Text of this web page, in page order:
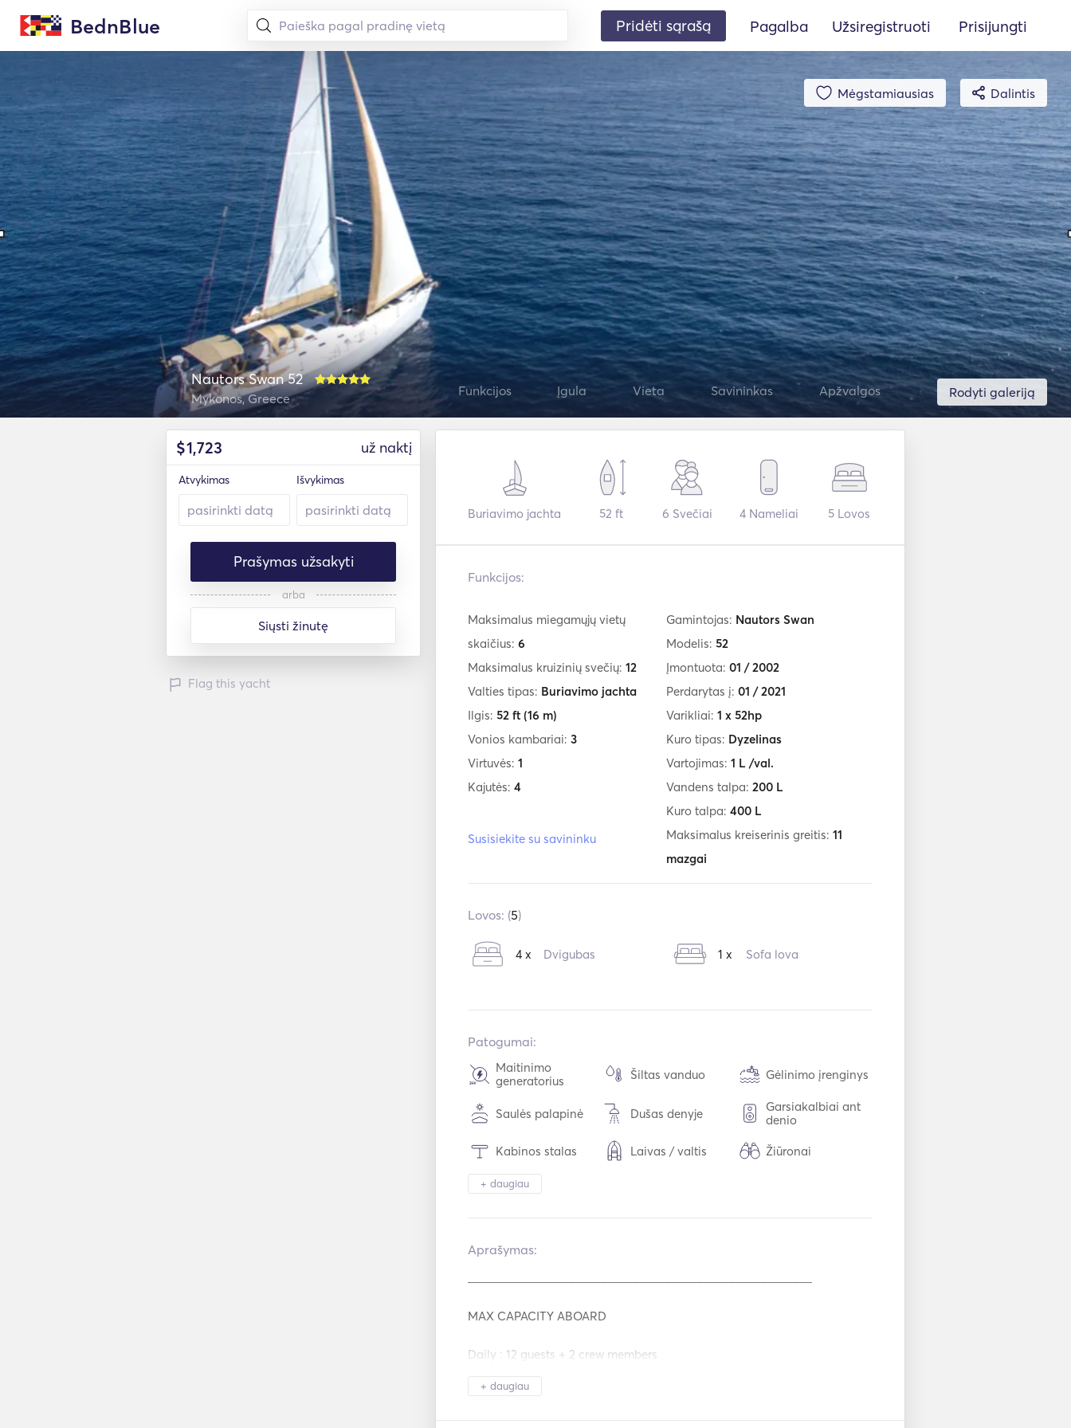
BednBlue Pridėti sąrašą Pagalba Užsiregistruoti Prisijungti
Mėgstamiausias Dalintis
Rodyti galeriją
Nautors Swan 52
Mykonos, Greece Funkcijos Įgula Vieta Savininkas Apžvalgos
$1,723 už naktį
Atvykimas Išvykimas
Prašymas užsakyti
arba
Siųsti žinutę
Flag this yacht
Buriavimo jachta 52 ft 6 Svečiai 4 Nameliai 5 Lovos
Funkcijos:
Maksimalus miegamųjų vietų
skaičius: 6
Maksimalus kruizinių svečių: 12
Valties tipas: Buriavimo jachta
Ilgis: 52 ft (16 m)
Vonios kambariai: 3
Virtuvės: 1
Kajutės: 4
Susisiekite su savininku
Gamintojas: Nautors Swan
Modelis: 52
Įmontuota: 01 / 2002
Perdarytas į: 01 / 2021
Varikliai: 1 x 52hp
Kuro tipas: Dyzelinas
Vartojimas: 1 L /val.
Vandens talpa: 200 L
Kuro talpa: 400 L
Maksimalus kreiserinis greitis: 11
mazgai
Lovos: (5)
4 x Dvigubas 1 x Sofa lova
Patogumai:
Maitinimo
generatorius
Šiltas vanduo Gėlinimo įrenginys
Saulės palapinė Dušas denyje
Garsiakalbiai ant
denio
Kabinos stalas Laivas / valtis Žiūronai
Žibintuvėlio šviesa
Karštos plokštės
+ daugiau
Aprašymas:
MAX CAPACITY ABOARD
Daily : 12 guests + 2 crew members
______________________________________________________
+ daugiau